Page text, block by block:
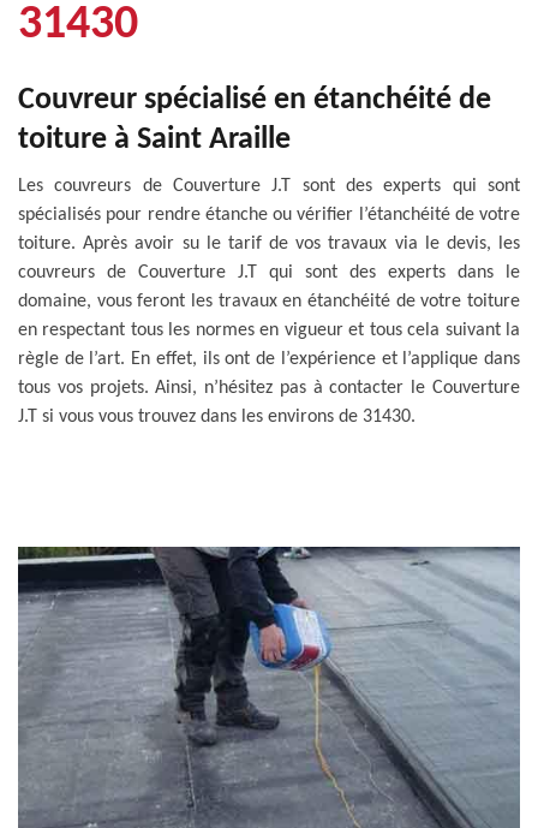
31430
Couvreur spécialisé en étanchéité de
toiture à Saint Araille
Les couvreurs de Couverture J.T sont des experts qui sont
spécialisés pour rendre étanche ou vérifier l’étanchéité de votre
toiture. Après avoir su le tarif de vos travaux via le devis, les
couvreurs de Couverture J.T qui sont des experts dans le
domaine, vous feront les travaux en étanchéité de votre toiture
en respectant tous les normes en vigueur et tous cela suivant la
règle de l’art. En effet, ils ont de l’expérience et l’applique dans
tous vos projets. Ainsi, n’hésitez pas à contacter le Couverture
J.T si vous vous trouvez dans les environs de 31430.